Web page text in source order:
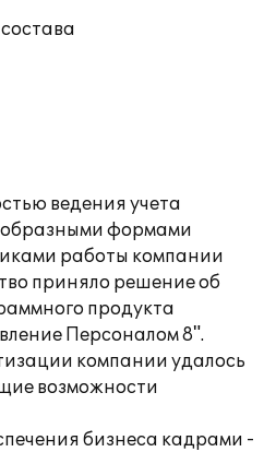
ведения учета
формами
работы компании
приняло решение об
продукта
Персоналом 8".
компании удалось
возможности
бизнеса кадрами -